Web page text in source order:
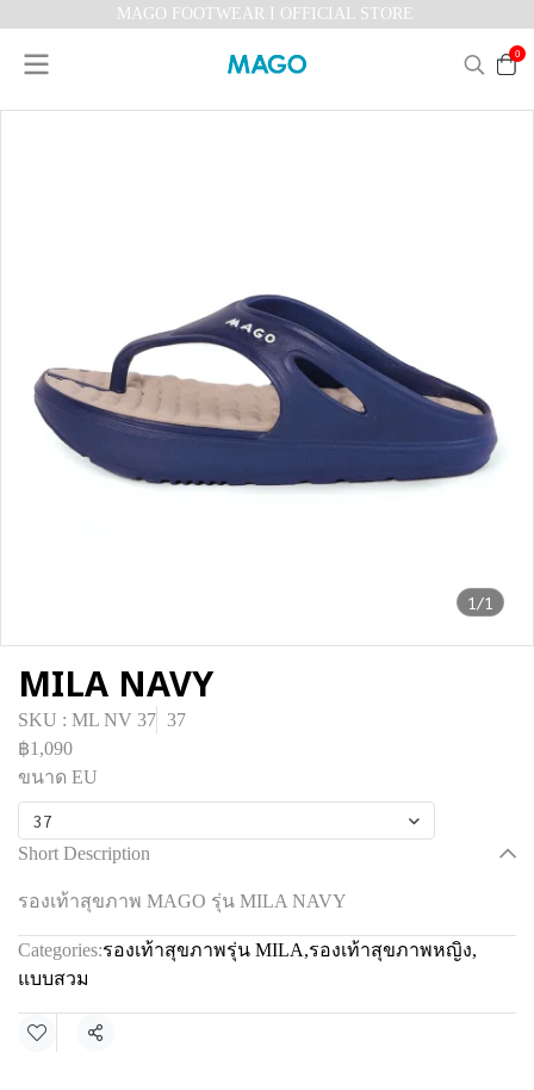
MAGO FOOTWEAR I OFFICIAL STORE
0
1/1
MILA NAVY
SKU : ML NV 37 37
฿1,090
ขนาด EU
37
Short Description
รองเท้าสุขภาพ MAGO รุ่น MILA NAVY
Categories:รองเท้าสุขภาพรุ่น MILA,รองเท้าสุขภาพหญิง,
แบบสวม
Share